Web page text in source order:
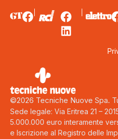
©2026 Tecniche Nuove Spa.
Sede legale: Via Eritrea 21 –
5.000.000 euro interamente
e Iscrizione al Registro delle